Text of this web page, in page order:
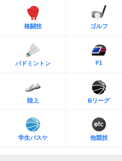
格闘技 ゴルフ
バドミントン F1
陸上 Bリーグ
学生バスケ 他競技